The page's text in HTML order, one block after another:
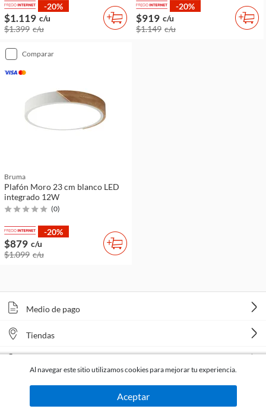
-20%
$1.119 c/u
$1.399 c/u
-20%
$919 c/u
$1.149 c/u
comparar
Bruma
Plafón Moro 23 cm blanco LED
integrado 12W
(0)
-20%
$879 c/u
$1.099 c/u
Medio de pago
Tiendas
Al navegar este sitio utilizamos cookies para mejorar tu experiencia.
Aceptar